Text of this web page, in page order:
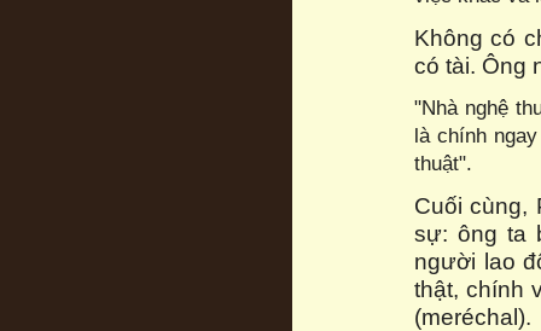
Không có
có tài. Ông
"Nhà nghệ
là chính
thuật".
Cuối cùng,
sự: ông ta
người lao
thật, chính
(meréchal).